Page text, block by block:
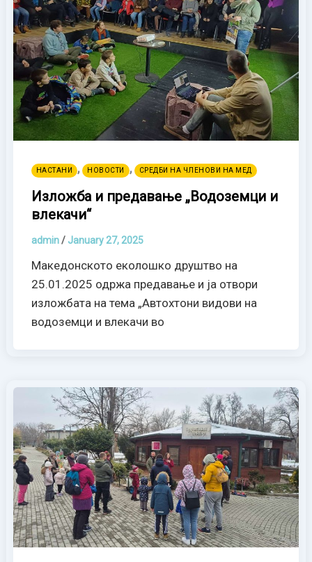
НАСТАНИ , НОВОСТИ , СРЕДБИ НА ЧЛЕНОВИ НА МЕД
Изложба и предавање „Водоземци и
влекачи“
admin/ January 27, 2025
Македонското еколошко друштво на
25.01.2025 одржа предавање и ја отвори
изложбата на тема „Автохтони видови на
водоземци и влекачи во